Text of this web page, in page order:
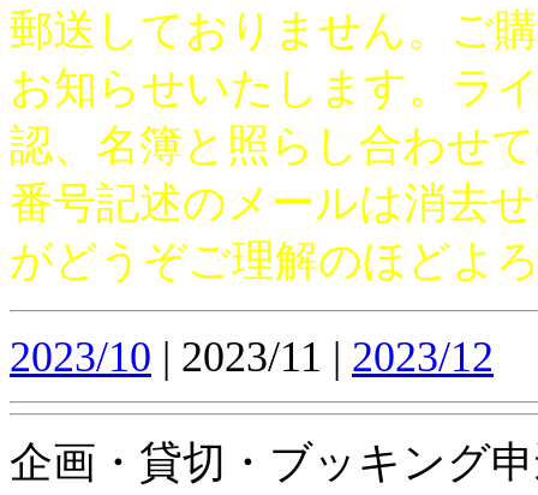
郵送しておりません。ご
お知らせいたします。ラ
認、名簿と照らし合わせ
番号記述のメールは消去
がどうぞご理解のほどよ
2023/10 | 2023/11 | 2023/12
企画・貸切・ブッキング